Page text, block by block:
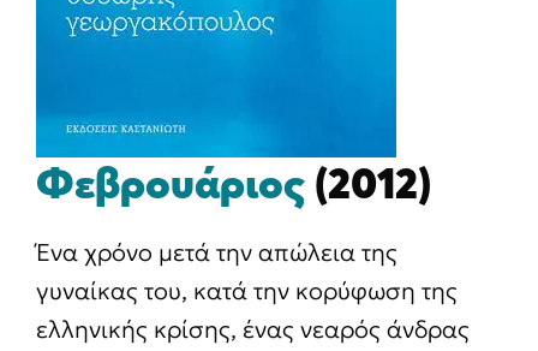
Φεβρουάριος (2012)
Ένα χρόνο μετά την απώλεια της
γυναίκας του, κατά την κορύφωση της
ελληνικής κρίσης, ένας νεαρός άνδρας